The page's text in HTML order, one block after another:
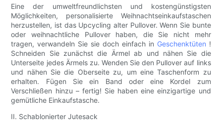
Eine der umweltfreundlichsten und kostengünstigsten
Möglichkeiten, personalisierte Weihnachtseinkaufstaschen
herzustellen, ist das Upcycling alter Pullover. Wenn Sie bunte
oder weihnachtliche Pullover haben, die Sie nicht mehr
tragen, verwandeln Sie sie doch einfach in Geschenktüten !
Schneiden Sie zunächst die Ärmel ab und nähen Sie die
Unterseite jedes Ärmels zu. Wenden Sie den Pullover auf links
und nähen Sie die Oberseite zu, um eine Taschenform zu
erhalten. Fügen Sie ein Band oder eine Kordel zum
Verschließen hinzu – fertig! Sie haben eine einzigartige und
gemütliche Einkaufstasche.
II. Schablonierter Jutesack